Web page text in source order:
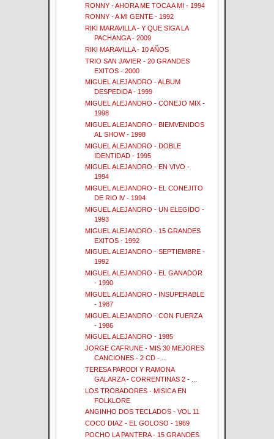
RONNY - AHORA ME TOCA A MI - 1994
RONNY - A MI GENTE - 1992
RIKI MARAVILLA - Y QUE SIGA LA
PACHANGA - 2009
RIKI MARAVILLA - 10 AÑOS
TRIO SAN JAVIER - 20 GRANDES
EXITOS - 2000
MIGUEL ALEJANDRO - ALBUM
DESPEDIDA - 1999
MIGUEL ALEJANDRO - CONEJO MIX -
1998
MIGUEL ALEJANDRO - BIEMVENIDOS
AL SHOW - 1998
MIGUEL ALEJANDRO - DOBLE
IDENTIDAD - 1995
MIGUEL ALEJANDRO - EN VIVO -
1994
MIGUEL ALEJANDRO - EL CONEJITO
DE RIO lV - 1994
MIGUEL ALEJANDRO - UN ELEGIDO -
1993
MIGUEL ALEJANDRO - 15 GRANDES
EXITOS - 1992
MIGUEL ALEJANDRO - SEPTIEMBRE -
1992
MIGUEL ALEJANDRO - EL GANADOR
- 1990
MIGUEL ALEJANDRO - INSUPERABLE
- 1987
MIGUEL ALEJANDRO - CON FUERZA
- 1986
MIGUEL ALEJANDRO - 1985
JORGE CAFRUNE - MIS 30 MEJORES
CANCIONES - 2 CD - ...
TERESA PARODI Y RAMONA
GALARZA - CORRENTINAS 2 - ...
LOS TROBADORES - MISICA EN
FOLKLORE
ANGINHO DOS TECLADOS - VOL 11
COCO DIAZ - EL GOLOSO - 1969
POCHO LA PANTERA - 15 GRANDES